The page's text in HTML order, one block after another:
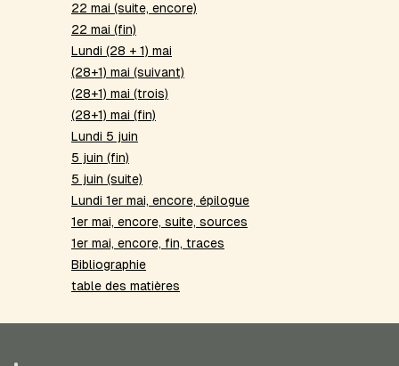
22 mai (suite, encore)
22 mai (fin)
Lundi (28 + 1) mai
(28+1) mai (suivant)
(28+1) mai (trois)
(28+1) mai (fin)
Lundi 5 juin
5 juin (fin)
5 juin (suite)
Lundi 1er mai, encore, épilogue
1er mai, encore, suite, sources
1er mai, encore, fin, traces
Bibliographie
table des matières